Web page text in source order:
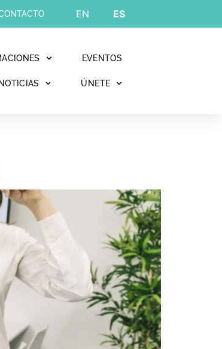
EN ES
EVENTOS
NOTICIAS ÚNETE